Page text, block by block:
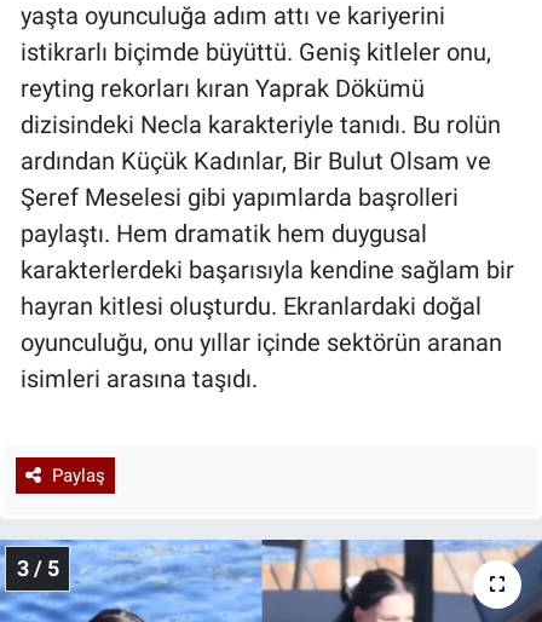
yaşta oyunculuğa adım attı ve kariyerini
istikrarlı biçimde büyüttü. Geniş kitleler onu,
reyting rekorları kıran Yaprak Dökümü
dizisindeki Necla karakteriyle tanıdı. Bu rolün
ardından Küçük Kadınlar, Bir Bulut Olsam ve
Şeref Meselesi gibi yapımlarda başrolleri
paylaştı. Hem dramatik hem duygusal
karakterlerdeki başarısıyla kendine sağlam bir
hayran kitlesi oluşturdu. Ekranlardaki doğal
oyunculuğu, onu yıllar içinde sektörün aranan
isimleri arasına taşıdı.
Paylaş
3 / 5